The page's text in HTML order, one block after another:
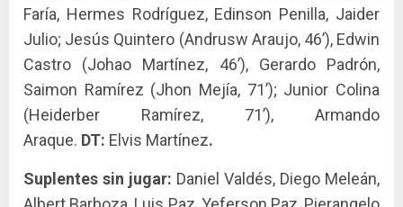
Faría, Hermes Rodríguez, Edinson Penilla, Jaider
Julio; Jesús Quintero (Andrusw Araujo, 46’), Edwin
Castro (Johao Martínez, 46’), Gerardo Padrón,
Saimon Ramírez (Jhon Mejía, 71’); Junior Colina
(Heiderber Ramírez, 71’), Armando
Araque. DT: Elvis Martínez.
Suplentes sin jugar: Daniel Valdés, Diego Meleán,